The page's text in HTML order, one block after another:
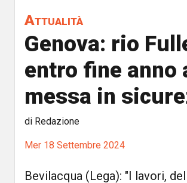
Attualità
Genova: rio
entro fine anno
messa in
di Redazione
Mer 18 Settembre 2024
Bevilacqua (Lega): "I lavori,